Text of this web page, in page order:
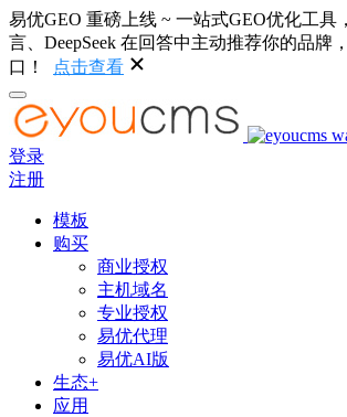
易优GEO 重磅上线 ~ 一站式GEO优化工具
言、DeepSeek 在回答中主动推荐你的品牌
口！
点击查看
登录
注册
模板
购买
商业授权
主机域名
专业授权
易优代理
易优AI版
生态+
应用